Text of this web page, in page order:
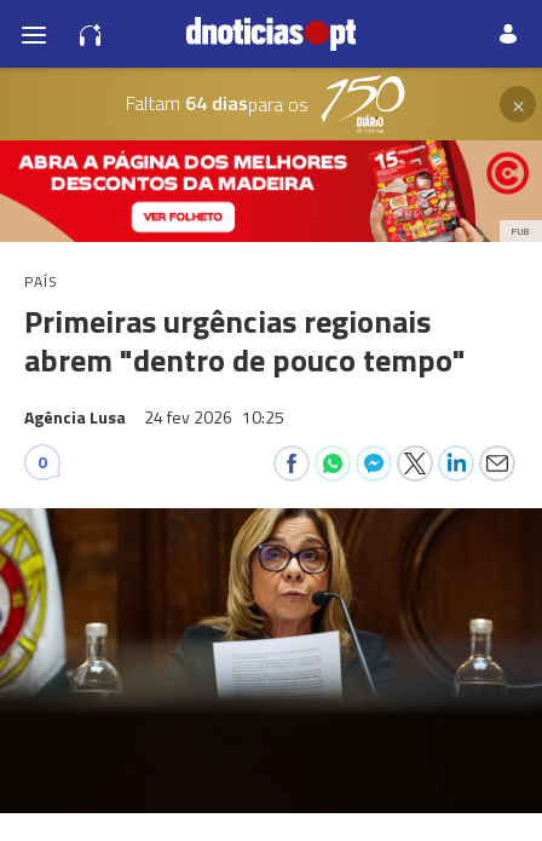
Faltam 64 diaspara os ×
PUB
PAÍS
Primeiras urgências regionais
abrem "dentro de pouco tempo"
Agência Lusa 24 fev 2026 10:25
0